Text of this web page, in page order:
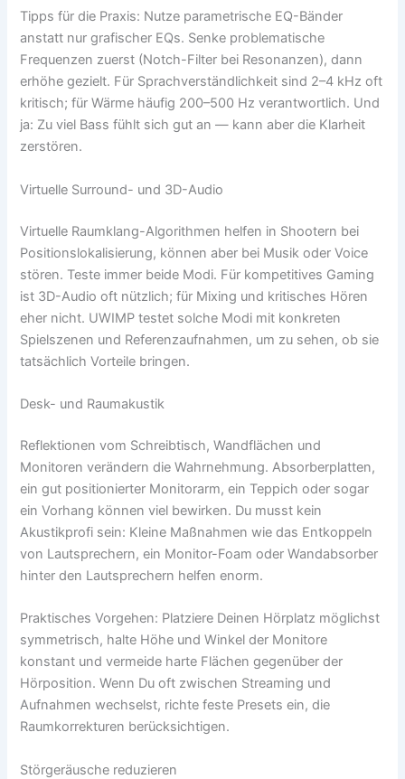
Tipps für die Praxis: Nutze parametrische EQ-Bänder
anstatt nur grafischer EQs. Senke problematische
Frequenzen zuerst (Notch-Filter bei Resonanzen), dann
erhöhe gezielt. Für Sprachverständlichkeit sind 2–4 kHz oft
kritisch; für Wärme häufig 200–500 Hz verantwortlich. Und
ja: Zu viel Bass fühlt sich gut an — kann aber die Klarheit
zerstören.
Virtuelle Surround- und 3D-Audio
Virtuelle Raumklang-Algorithmen helfen in Shootern bei
Positionslokalisierung, können aber bei Musik oder Voice
stören. Teste immer beide Modi. Für kompetitives Gaming
ist 3D-Audio oft nützlich; für Mixing und kritisches Hören
eher nicht. UWIMP testet solche Modi mit konkreten
Spielszenen und Referenzaufnahmen, um zu sehen, ob sie
tatsächlich Vorteile bringen.
Desk- und Raumakustik
Reflektionen vom Schreibtisch, Wandflächen und
Monitoren verändern die Wahrnehmung. Absorberplatten,
ein gut positionierter Monitorarm, ein Teppich oder sogar
ein Vorhang können viel bewirken. Du musst kein
Akustikprofi sein: Kleine Maßnahmen wie das Entkoppeln
von Lautsprechern, ein Monitor-Foam oder Wandabsorber
hinter den Lautsprechern helfen enorm.
Praktisches Vorgehen: Platziere Deinen Hörplatz möglichst
symmetrisch, halte Höhe und Winkel der Monitore
konstant und vermeide harte Flächen gegenüber der
Hörposition. Wenn Du oft zwischen Streaming und
Aufnahmen wechselst, richte feste Presets ein, die
Raumkorrekturen berücksichtigen.
Störgeräusche reduzieren